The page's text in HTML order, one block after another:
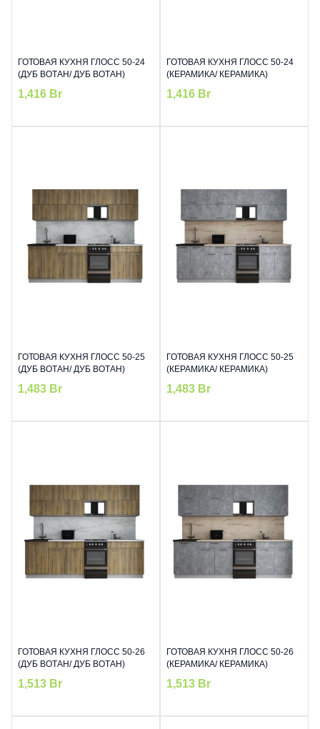
ГОТОВАЯ КУХНЯ ГЛОСС 50-24
(ДУБ ВОТАН/ ДУБ ВОТАН)
1,416 Br
ГОТОВАЯ КУХНЯ ГЛОСС 50-24
(КЕРАМИКА/ КЕРАМИКА)
1,416 Br
ГОТОВАЯ КУХНЯ ГЛОСС 50-25
(ДУБ ВОТАН/ ДУБ ВОТАН)
1,483 Br
ГОТОВАЯ КУХНЯ ГЛОСС 50-25
(КЕРАМИКА/ КЕРАМИКА)
1,483 Br
ГОТОВАЯ КУХНЯ ГЛОСС 50-26
(ДУБ ВОТАН/ ДУБ ВОТАН)
1,513 Br
ГОТОВАЯ КУХНЯ ГЛОСС 50-26
(КЕРАМИКА/ КЕРАМИКА)
1,513 Br